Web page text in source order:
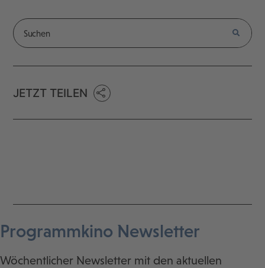
JETZT TEILEN
Programmkino Newsletter
Wöchentlicher Newsletter mit den aktuellen